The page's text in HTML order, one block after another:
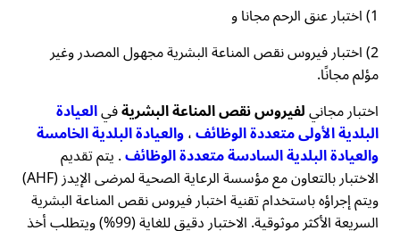
1) اختبار عنق الرحم مجانا و
2) اختبار فيروس نقص المناعة البشرية مجهول المصدر وغير
مؤلم مجانًا.
اختبار مجانيلفيروس نقص المناعة البشريةفيالعيادة
البلدية الأولى متعددة الوظائف،والعيادة البلدية الخامسة
والعيادة البلدية السادسة متعددة الوظائف. يتم تقديم
الاختبار بالتعاون مع مؤسسة الرعاية الصحية لمرضى الإيدز (AHF)
ويتم إجراؤه باستخدام تقنية اختبار فيروس نقص المناعة البشرية
السريعة الأكثر موثوقية. الاختبار دقيق للغاية (99%) ويتطلب أخذ